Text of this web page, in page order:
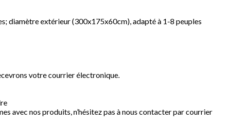
diamètre extérieur (300x175x60cm), adapté à 1-8 peuples
votre courrier électronique.
avec nos produits, n’hésitez pas à nous contacter par courrier